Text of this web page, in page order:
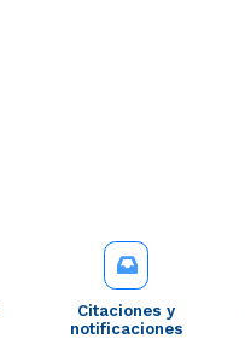
Citaciones y
notificaciones